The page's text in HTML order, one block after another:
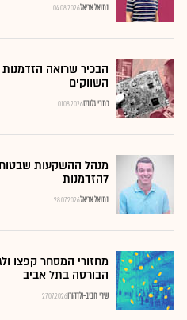
04.08.2026נתנאל אריאל
הבכיר שרואה
השווקים
01.08.2026כתבי גלובס
מנהל ההשקעות
להזדמנות
28.07.2026נתנאל אריאל
מחזורי המסחר קפצו
הבורסה בתל אביב
27.07.2026שירי חביב-ולדהורן